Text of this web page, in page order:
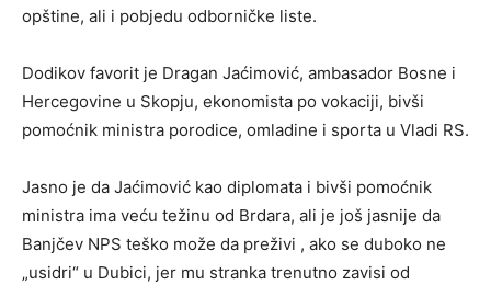
opštine, ali i pobjedu odborničke liste.
Dodikov favorit je Dragan Jaćimović, ambasador Bosne i
Hercegovine u Skopju, ekonomista po vokaciji, bivši
pomoćnik ministra porodice, omladine i sporta u Vladi RS.
Jasno je da Jaćimović kao diplomata i bivši pomoćnik
ministra ima veću težinu od Brdara, ali je još jasnije da
Banjčev NPS teško može da preživi , ako se duboko ne
„usidri“ u Dubici, jer mu stranka trenutno zavisi od